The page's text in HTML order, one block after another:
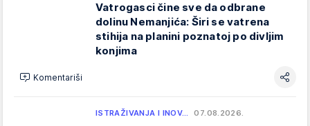
Vatrogasci čine sve da odbrane
dolinu Nemanjića: Širi se vatrena
stihija na planini poznatoj po divljim
konjima
Komentariši
ISTRAŽIVANJA I INOV… 07.08.2026.